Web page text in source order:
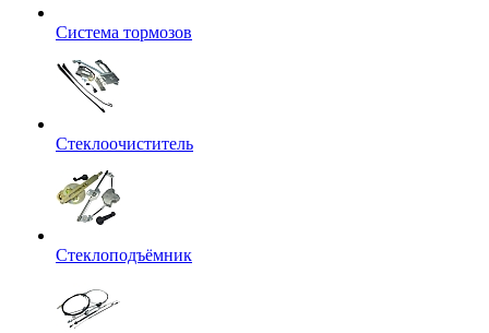
Система тормозов
Стеклоочиститель
Стеклоподъёмник